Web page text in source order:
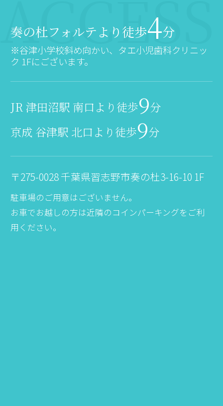
奏の杜フォルテより徒歩4分
※谷津小学校斜め向かい、タエ小児歯科クリニッ
ク 1Fにございます。
JR 津田沼駅 南口より徒歩9分
京成 谷津駅 北口より徒歩9分
〒275-0028 千葉県習志野市奏の杜3-16-10 1F
駐車場のご用意はございません。
お車でお越しの方は近隣のコインパーキングをご利
用ください。